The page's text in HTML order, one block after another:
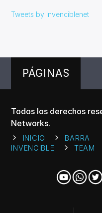
Tweets by Invenciblenet
PÁGINAS
Todos los derechos
Networks.
INICIO
BARRA
INVENCIBLE
TEAM